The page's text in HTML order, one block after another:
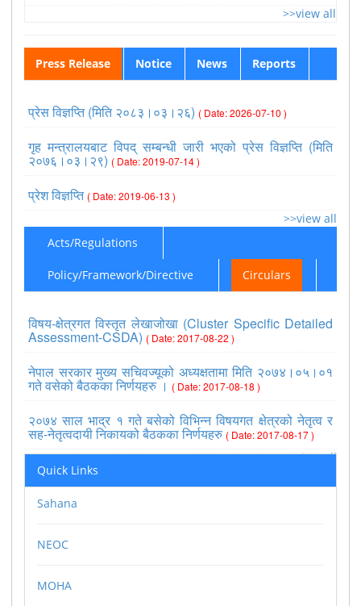
>>view all
Press Release Notice News Reports
प्रेस विज्ञप्ति (मिति २०८३।०३।२६) ( Date: 2026-07-10 )
गृह मन्त्रालयबाट विपद् सम्बन्धी जारी भएको प्रेस विज्ञप्ति (मिति
२०७६।०३।२९) ( Date: 2019-07-14 )
प्रेश विज्ञप्ति ( Date: 2019-06-13 )
>>view all
Acts/Regulations
Policy/Framework/Directive Circulars
विषय-क्षेत्रगत विस्तृत लेखाजोखा (Cluster Specific Detailed
Assessment-CSDA) ( Date: 2017-08-22 )
नेपाल सरकार मुख्य सचिवज्यूको अध्यक्षतामा मिति २०७४।०५।०१
गते वसेको बैठकका निर्णयहरु । ( Date: 2017-08-18 )
२०७४ साल भाद्र १ गते बसेको विभिन्न विषयगत क्षेत्रको नेतृत्व र
सह-नेतृत्वदायी निकायको बैठकका निर्णयहरु ( Date: 2017-08-17 )
>>view all
Quick Links
Sahana
NEOC
MOHA